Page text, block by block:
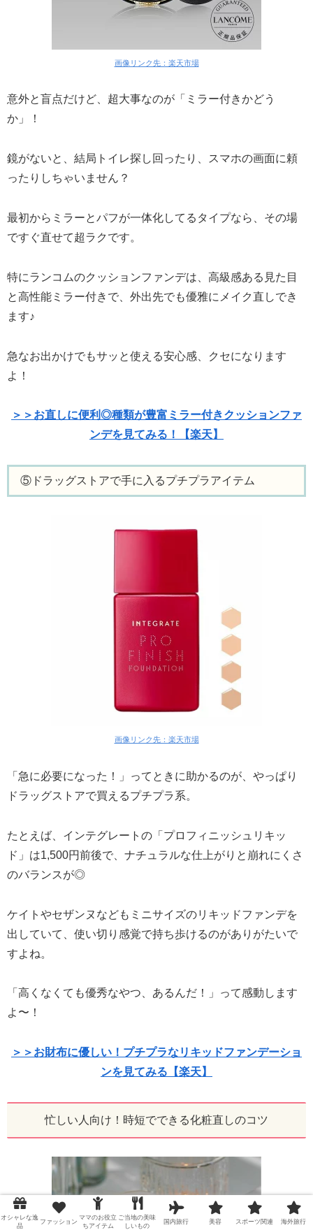
画像リンク先：楽天市場
意外と盲点だけど、超大事なのが「ミラー付きかどう
か」！
鏡がないと、結局トイレ探し回ったり、スマホの画面に頼
ったりしちゃいません？
最初からミラーとパフが一体化してるタイプなら、その場
ですぐ直せて超ラクです。
特にランコムのクッションファンデは、高級感ある見た目
と高性能ミラー付きで、外出先でも優雅にメイク直しでき
ます♪
急なお出かけでもサッと使える安心感、クセになります
よ！
＞＞お直しに便利◎種類が豊富ミラー付きクッションファ
ンデを見てみる！【楽天】
⑤ドラッグストアで手に入るプチプラアイテム
画像リンク先：楽天市場
「急に必要になった！」ってときに助かるのが、やっぱり
ドラッグストアで買えるプチプラ系。
たとえば、インテグレートの「プロフィニッシュリキッ
ド」は1,500円前後で、ナチュラルな仕上がりと崩れにくさ
のバランスが◎
ケイトやセザンヌなどもミニサイズのリキッドファンデを
出していて、使い切り感覚で持ち歩けるのがありがたいで
すよね。
「高くなくても優秀なやつ、あるんだ！」って感動します
よ〜！
＞＞お財布に優しい！プチプラなリキッドファンデーショ
ンを見てみる【楽天】
忙しい人向け！時短でできる化粧直しのコツ
オシャレな逸
品
ファッション
ママのお役立
ちアイテム
ご当地の美味
しいもの
国内旅行 美容 スポーツ関連 海外旅行